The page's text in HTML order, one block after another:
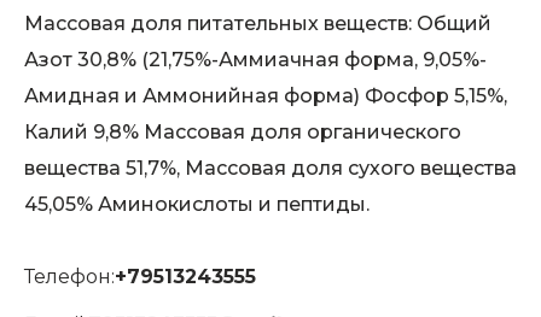
Массовая доля питательных веществ: Общий
Азот 30,8% (21,75%-Аммиачная форма, 9,05%-
Амидная и Аммонийная форма) Фосфор 5,15%,
Калий 9,8% Массовая доля органического
вещества 51,7%, Массовая доля сухого вещества
45,05% Аминокислоты и пептиды.
Телефон:+79513243555